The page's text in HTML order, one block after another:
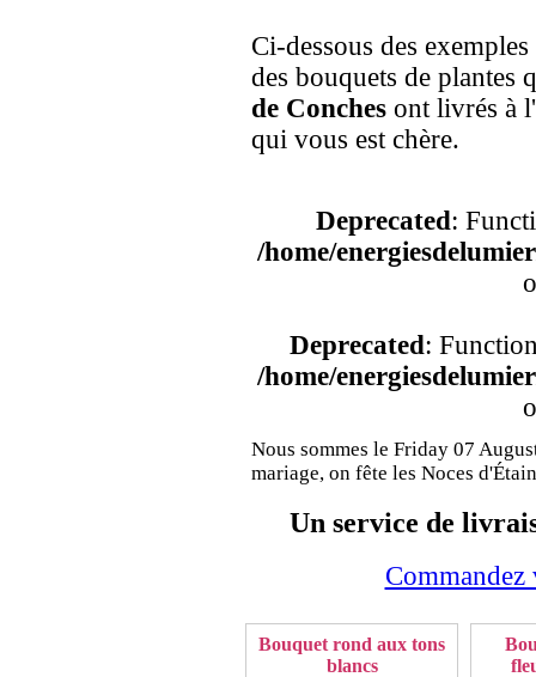
Ci-dessous des
des bouquets de plantes
de Conches ont livrés à
qui vous est chère.
Deprecated:
/home/
Deprecated:
/home/
Nous sommes le Friday 07
mariage, on fête les Noces
Un service de
Bouquet rond aux tons
blancs